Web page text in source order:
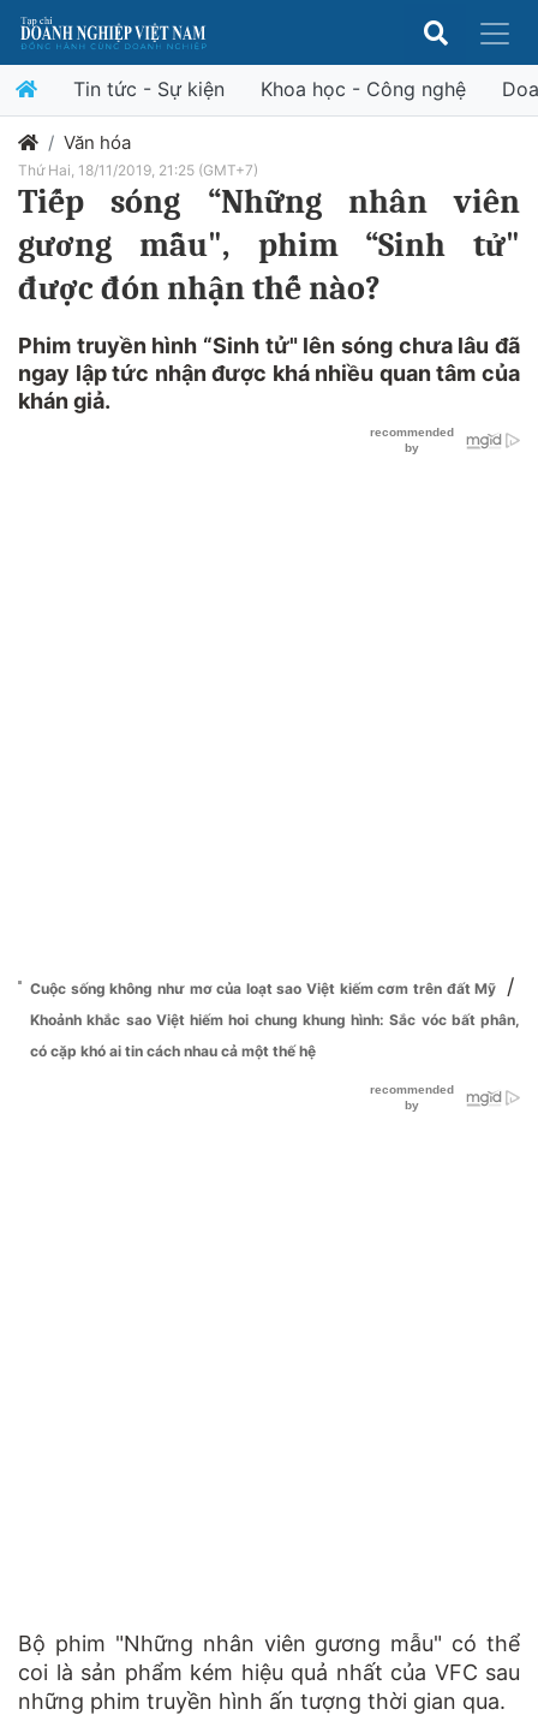
Tin tức - Sự kiện Khoa học - Công nghệ
Văn hóa
Thứ Hai, 18/11/2019, 21:25 (GMT+7)
Tiếp sóng “Những nhân viên
gương mẫu", phim “Sinh tử"
được đón nhận thế nào?
Phim truyền hình “Sinh tử" lên sóng chưa lâu đã
ngay lập tức nhận được khá nhiều quan tâm của
khán giả.
Cuộc sống không như mơ của loạt sao Việt kiếm cơm trên đất Mỹ /
Khoảnh khắc sao Việt hiếm hoi chung khung hình: Sắc vóc bất phân,
có cặp khó ai tin cách nhau cả một thế hệ
Bộ phim "Những nhân viên gương mẫu" có thể
coi là sản phẩm kém hiệu quả nhất của VFC sau
những phim truyền hình ấn tượng thời gian qua.